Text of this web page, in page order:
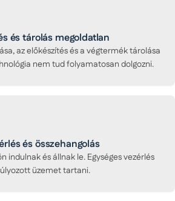
és tárolás megoldatlan
az előkészítés és a végtermék tárolása
nem tud folyamatosan dolgozni.
és összehangolás
indulnak és állnak le. Egységes vezérlés
üzemet tartani.